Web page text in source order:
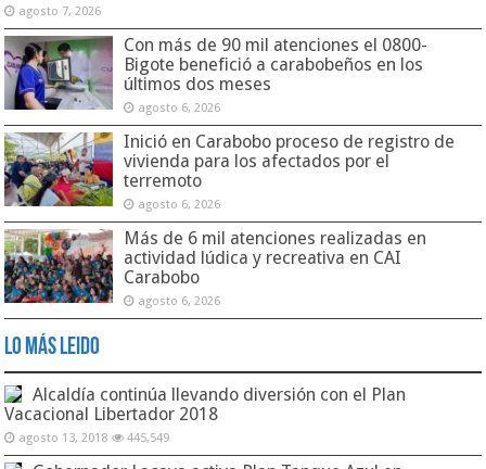
agosto 7, 2026
Con más de 90 mil atenciones el 0800-
Bigote benefició a carabobeños en los
últimos dos meses
agosto 6, 2026
Inició en Carabobo proceso de registro de
vivienda para los afectados por el
terremoto
agosto 6, 2026
Más de 6 mil atenciones realizadas en
actividad lúdica y recreativa en CAI
Carabobo
agosto 6, 2026
Lo Más Leido
Alcaldía continúa llevando diversión con el Plan
Vacacional Libertador 2018
agosto 13, 2018 445,549